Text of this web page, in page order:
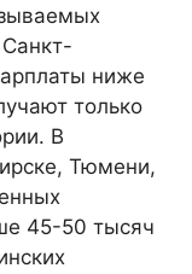
ниже
только
В
Тюмени,
45-50 тысяч